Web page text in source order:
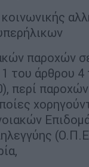
παροχών
του άρθρου 4
περί παροχών